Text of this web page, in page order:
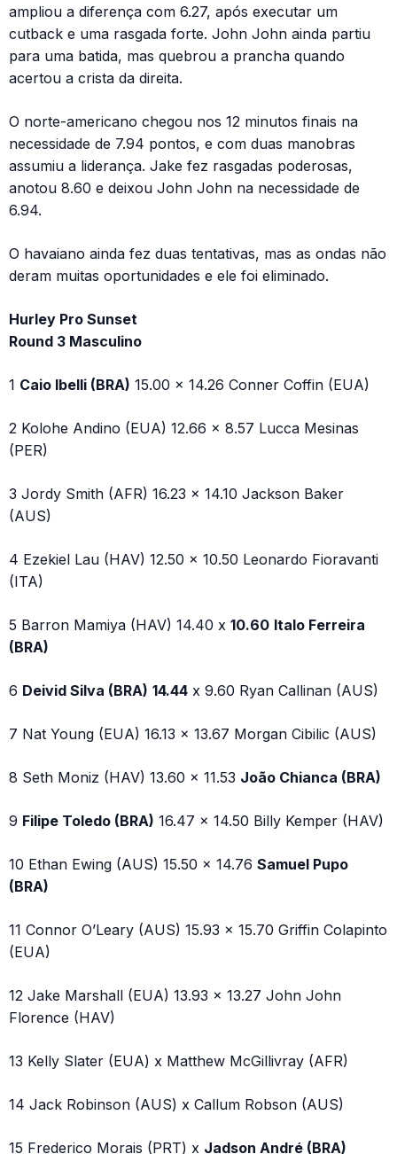
ampliou a diferença com 6.27, após executar um
cutback e uma rasgada forte. John John ainda partiu
para uma batida, mas quebrou a prancha quando
acertou a crista da direita.
O norte-americano chegou nos 12 minutos finais na
necessidade de 7.94 pontos, e com duas manobras
assumiu a liderança. Jake fez rasgadas poderosas,
anotou 8.60 e deixou John John na necessidade de
6.94.
O havaiano ainda fez duas tentativas, mas as ondas não
deram muitas oportunidades e ele foi eliminado.
Hurley Pro Sunset
Round 3 Masculino
1 Caio Ibelli (BRA) 15.00 x 14.26 Conner Coffin (EUA)
2 Kolohe Andino (EUA) 12.66 x 8.57 Lucca Mesinas
(PER)
3 Jordy Smith (AFR) 16.23 x 14.10 Jackson Baker
(AUS)
4 Ezekiel Lau (HAV) 12.50 x 10.50 Leonardo Fioravanti
(ITA)
5 Barron Mamiya (HAV) 14.40 x 10.60 Italo Ferreira
(BRA)
6 Deivid Silva (BRA) 14.44 x 9.60 Ryan Callinan (AUS)
7 Nat Young (EUA) 16.13 x 13.67 Morgan Cibilic (AUS)
8 Seth Moniz (HAV) 13.60 x 11.53 João Chianca (BRA)
9 Filipe Toledo (BRA) 16.47 x 14.50 Billy Kemper (HAV)
10 Ethan Ewing (AUS) 15.50 x 14.76 Samuel Pupo
(BRA)
11 Connor O’Leary (AUS) 15.93 x 15.70 Griffin Colapinto
(EUA)
12 Jake Marshall (EUA) 13.93 x 13.27 John John
Florence (HAV)
13 Kelly Slater (EUA) x Matthew McGillivray (AFR)
14 Jack Robinson (AUS) x Callum Robson (AUS)
15 Frederico Morais (PRT) x Jadson André (BRA)